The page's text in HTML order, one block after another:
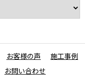
お客様の声
施工事例
お問い合わせ